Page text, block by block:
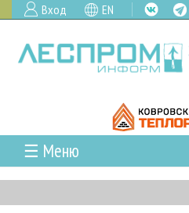
Вход EN
☰ Меню
ГЛАВНАЯ
РУБРИКИ И ТЕМЫ